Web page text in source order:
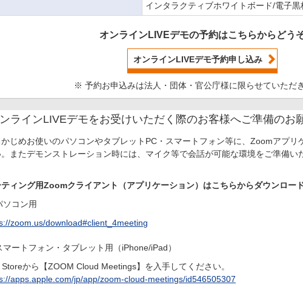
インタラクティブホワイトボード/電子
オンラインLIVEデモの予約はこちらからどう
オンラインLIVEデモ予約申し込み
※ 予約お申込みは法人・団体・官公庁様に限らせていただき
ラインLIVEデモをお受けいただく際のお客様へご準備のお
かじめお使いのパソコンやタブレットPC・スマートフォン等に、Zoomアプリ
またデモンストレーション時には、マイク等で会話が可能な環境をご準備い
ティング用Zoomクライアント（アプリケーション）はこちらからダウンロー
ソコン用
zoom.us/download#client_4meeting
マートフォン・タブレット用（iPhone/iPad）
から【ZOOM Cloud Meetings】を入手してください。
apps.apple.com/jp/app/zoom-cloud-meetings/id546505307